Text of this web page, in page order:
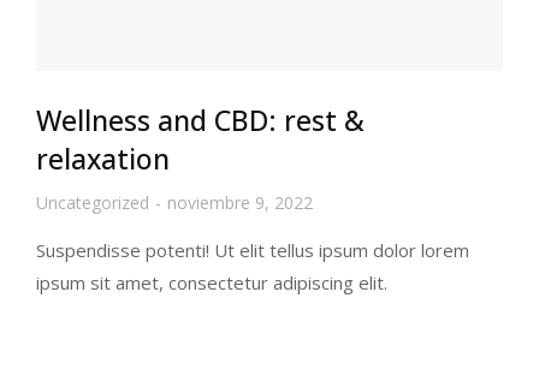
Wellness and CBD: rest &
relaxation
Uncategorized noviembre 9, 2022
Suspendisse potenti! Ut elit tellus ipsum dolor lorem
ipsum sit amet, consectetur adipiscing elit.